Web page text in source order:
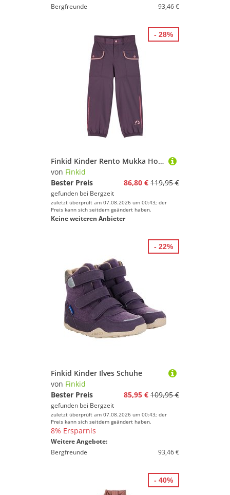
Bergfreunde
93,46 €
Finkid Kinder Rento Mukka Hose
von Finkid
Bester Preis
86,80 € 119,95 €
gefunden bei Bergzeit
zuletzt überprüft am 07.08.2026 um 00:43; der
Preis kann sich seitdem geändert haben.
Keine weiteren Anbieter
- 28%
Finkid Kinder Ilves Schuhe
von Finkid
Bester Preis
85,95 € 109,95 €
gefunden bei Bergzeit
zuletzt überprüft am 07.08.2026 um 00:43; der
Preis kann sich seitdem geändert haben.
8% Ersparnis
Weitere Angebote:
Bergfreunde
93,46 €
- 22%
- 40%